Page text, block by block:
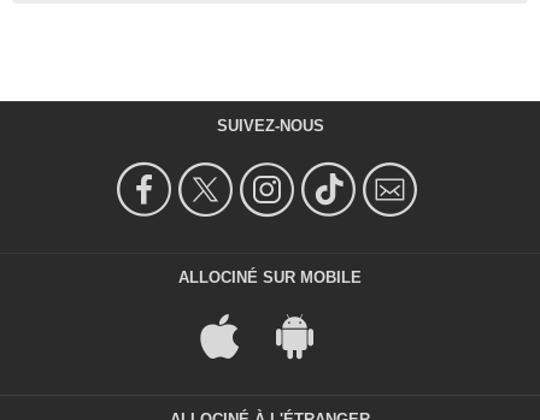
SUIVEZ-NOUS
ALLOCINÉ SUR MOBILE